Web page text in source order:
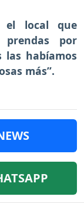
el local que
prendas por
habíamos
más”.